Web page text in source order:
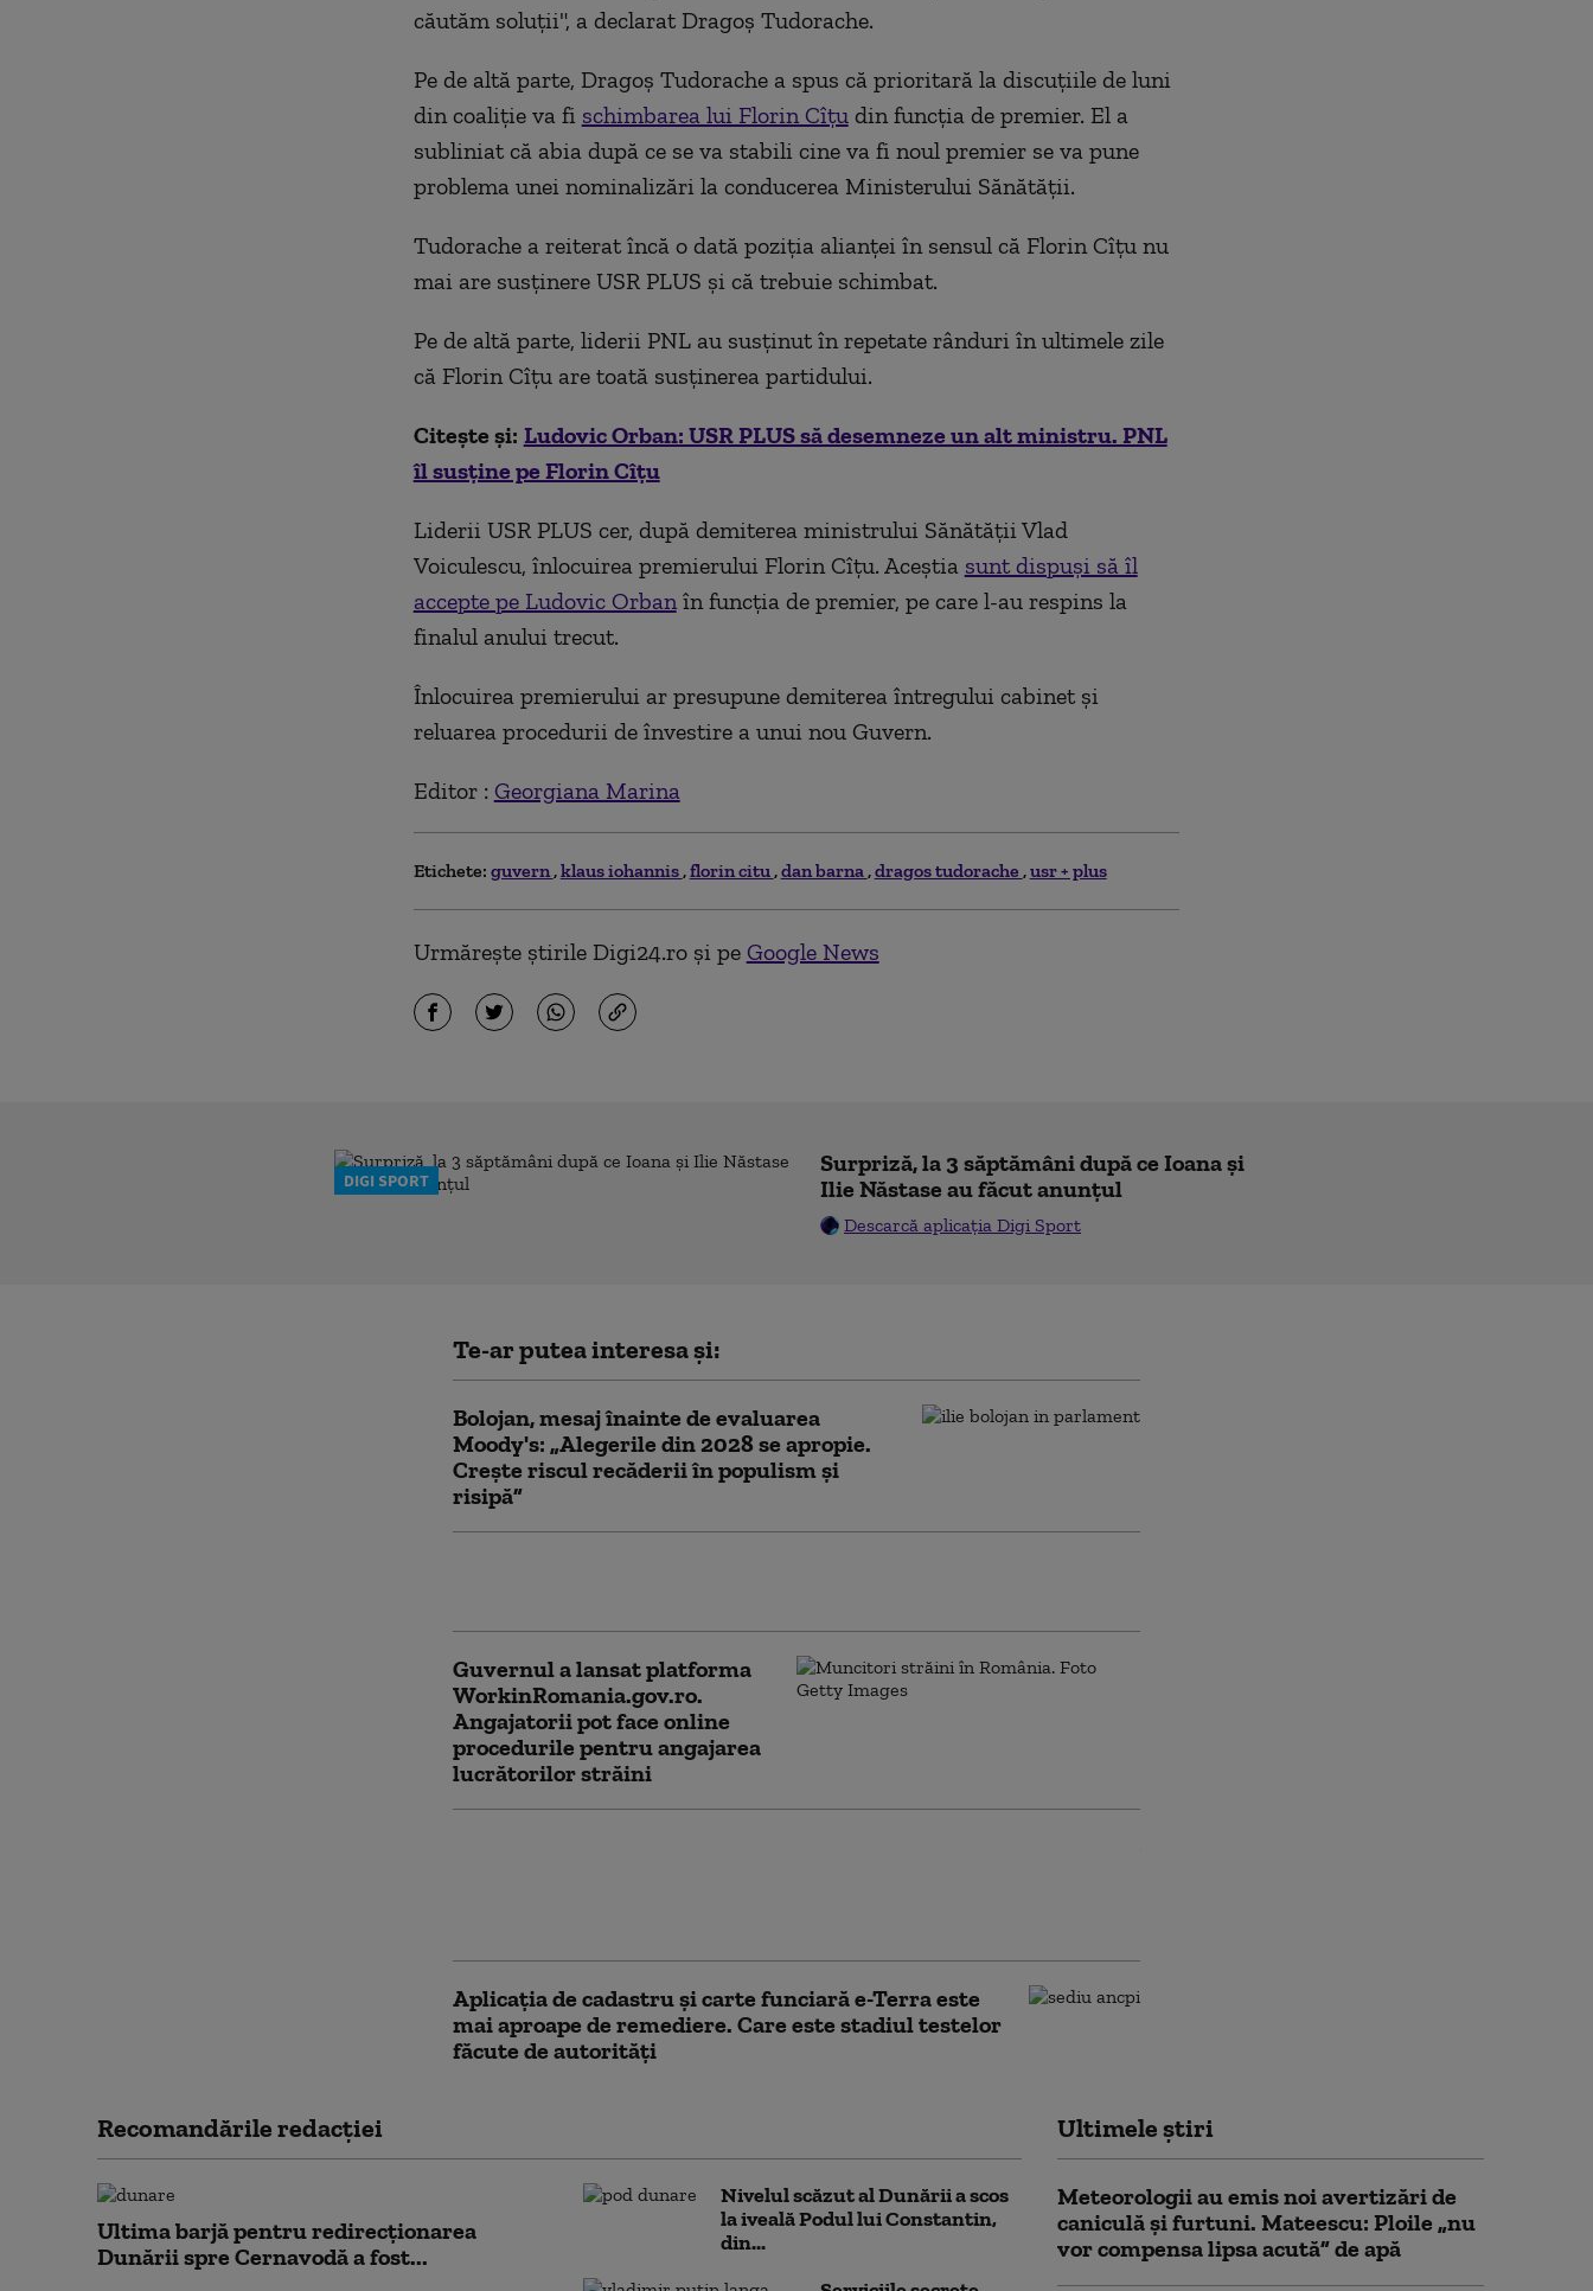
căutăm soluții", a declarat Dragoș Tudorache.
Pe de altă parte, Dragoș Tudorache a spus că prioritară la discuțiile de luni
din coaliție va fi schimbarea lui Florin Cîțu din funcția de premier. El a
subliniat că abia după ce se va stabili cine va fi noul premier se va pune
problema unei nominalizări la conducerea Ministerului Sănătății.
Tudorache a reiterat încă o dată poziția alianței în sensul că Florin Cîțu nu
mai are susținere USR PLUS și că trebuie schimbat.
Pe de altă parte, liderii PNL au susținut în repetate rânduri în ultimele zile
că Florin Cîțu are toată susținerea partidului.
Citește și: Ludovic Orban: USR PLUS să desemneze un alt ministru. PNL
îl susține pe Florin Cîțu
Liderii USR PLUS cer, după demiterea ministrului Sănătății Vlad
Voiculescu, înlocuirea premierului Florin Cîțu. Aceștia sunt dispuși să îl
accepte pe Ludovic Orban în funcția de premier, pe care l-au respins la
finalul anului trecut.
Înlocuirea premierului ar presupune demiterea întregului cabinet și
reluarea procedurii de învestire a unui nou Guvern.
Editor : Georgiana Marina
Etichete: guvern klaus iohannis florin citu dan barna dragos tudorache usr + plus
Urmărește știrile Digi24.ro și pe Google News
DIGI SPORT
Surpriză, la 3 săptămâni după ce Ioana și
Ilie Năstase au făcut anunțul
Descarcă aplicația Digi Sport
Te-ar putea interesa și:
Bolojan, mesaj înainte de evaluarea
Moody's: „Alegerile din 2028 se apropie.
Crește riscul recăderii în populism și
risipă”
Guvernul a lansat platforma
WorkinRomania.gov.ro.
Angajatorii pot face online
procedurile pentru angajarea
lucrătorilor străini
Aplicaţia de cadastru şi carte funciară e-Terra este
mai aproape de remediere. Care este stadiul testelor
făcute de autorități
Recomandările redacţiei
Ultima barjă pentru redirecționarea
Dunării spre Cernavodă a fost...
Nivelul scăzut al Dunării a scos
la iveală Podul lui Constantin,
din...
Ultimele știri
Meteorologii au emis noi avertizări de
caniculă și furtuni. Mateescu: Ploile „nu
vor compensa lipsa acută” de apă